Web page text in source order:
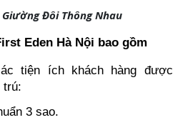
Đôi Thông Nhau
Eden Hà Nội bao gồm
tiện ích khách hàng được
trú:
3 sao.